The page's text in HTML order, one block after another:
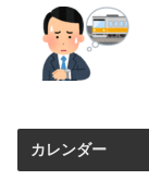
カレンダー